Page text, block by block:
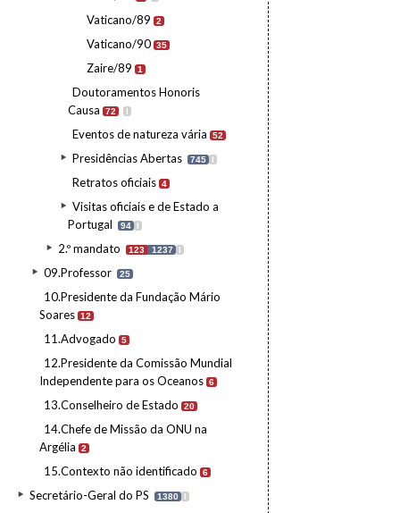
Vaticano/89 2
Vaticano/90 35
Zaire/89 1
Doutoramentos Honoris
Causa
72 I
Eventos de natureza vária 52
Presidências Abertas 745 I
Retratos oficiais 4
Visitas oficiais e de Estado a
Portugal
94 I
2.º mandato 123 1237 I
09.Professor 25
10.Presidente da Fundação Mário
Soares 12
11.Advogado 5
12.Presidente da Comissão Mundial
Independente para os Oceanos 6
13.Conselheiro de Estado 20
14.Chefe de Missão da ONU na
Argélia
2
15.Contexto não identificado 6
Secretário-Geral do PS 1380 I